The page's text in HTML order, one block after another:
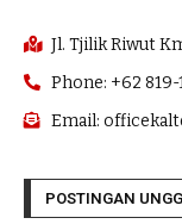
Jl. Tjilik Riwut
Phone: +62 819-
Email:
POSTINGAN